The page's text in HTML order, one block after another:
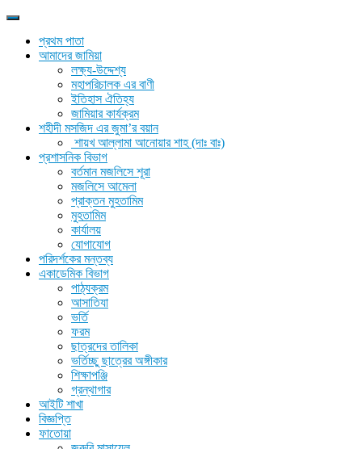
প্রথম পাতা
আমাদের জামিয়া
লক্ষ্য-উদ্দেশ্য
মহাপরিচালক এর বাণী
ইতিহাস ঐতিহ্য
জামিয়ার কার্যক্রম
শহীদী মসজিদ এর জুমা’র বয়ান
শায়খ আল্লামা আনোয়ার শাহ (দাঃ বাঃ)
প্রশাসনিক বিভাগ
বর্তমান মজলিসে শূরা
মজলিসে আমেলা
প্রাক্তন মুহতামিম
মুহতামিম
কার্যালয়
যোগাযোগ
পরিদর্শকের মন্তব্য
একাডেমিক বিভাগ
পাঠ্যক্রম
আসাতিযা
ভর্তি
ফরম
ছাত্রদের তালিকা
ভর্তিচ্ছু ছাত্রের অঙ্গীকার
শিক্ষাপঞ্জি
গ্রন্থাগার
আইটি শাখা
বিজ্ঞপ্তি
ফাতোয়া